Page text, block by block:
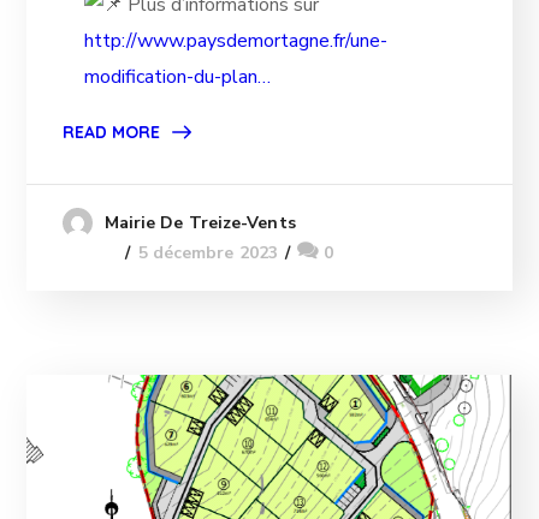
http://www.paysdemortagne.fr/une-
modification-du-plan…
READ MORE
Mairie De Treize-Vents
5 décembre 2023
0